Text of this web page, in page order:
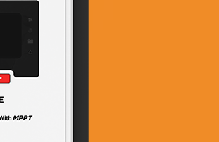
ASF/ASP Series 8-10KW